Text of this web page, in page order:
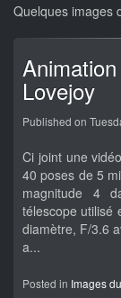
Quelques images
Lovejoy
Published on
Ci joint une
40 poses de 5
magnitude 4
télescope utilisé
diamètre, F/3.6
a...
Posted in Images